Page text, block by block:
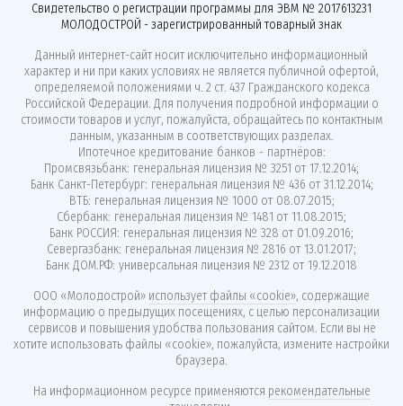
Свидетельство о регистрации программы для ЭВМ № 2017613231
МОЛОДОСТРОЙ - зарегистрированный товарный знак
Данный интернет-сайт носит исключительно информационный
характер и ни при каких условиях не является публичной офертой,
определяемой положениями ч. 2 ст. 437 Гражданского кодекса
Российской Федерации. Для получения подробной информации о
стоимости товаров и услуг, пожалуйста, обращайтесь по контактным
данным, указанным в соответствующих разделах.
Ипотечное кредитование банков - партнёров:
Промсвязьбанк: генеральная лицензия № 3251 от 17.12.2014;
Банк Санкт-Петербург: генеральная лицензия № 436 от 31.12.2014;
ВТБ: генеральная лицензия № 1000 от 08.07.2015;
Сбербанк: генеральная лицензия № 1481 от 11.08.2015;
Банк РОССИЯ: генеральная лицензия № 328 от 01.09.2016;
Севергазбанк: генеральная лицензия № 2816 от 13.01.2017;
Банк ДОМ.РФ: универсальная лицензия № 2312 от 19.12.2018
ООО «Молодострой» использует файлы «cookie», содержащие
информацию о предыдущих посещениях, с целью персонализации
сервисов и повышения удобства пользования сайтом. Если вы не
хотите использовать файлы «cookie», пожалуйста, измените настройки
браузера.
На информационном ресурсе применяются рекомендательные